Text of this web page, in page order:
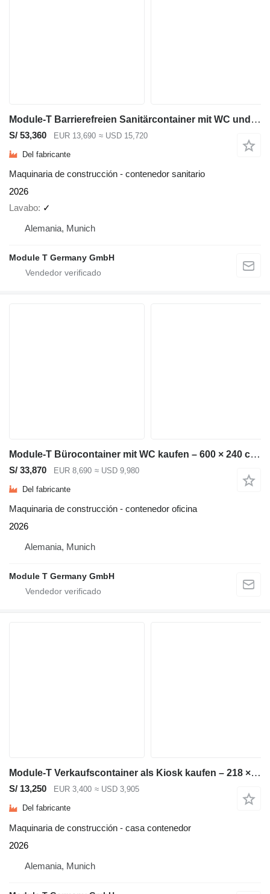
Module-T Barrierefreien Sanitärcontainer mit WC und Dusche kaufen–14,4 m²
S/ 53,360 EUR 13,690 ≈ USD 15,720
Del fabricante
Maquinaria de construcción - contenedor sanitario
2026
Lavabo ✓
Alemania, Munich
Module T Germany GmbH
Module-T Bürocontainer mit WC kaufen – 600 × 240 cm, 14,4 m² | NEU
S/ 33,870 EUR 8,690 ≈ USD 9,980
Del fabricante
Maquinaria de construcción - contenedor oficina
2026
Alemania, Munich
Module T Germany GmbH
Module-T Verkaufscontainer als Kiosk kaufen – 218 × 143 cm | NEU
S/ 13,250 EUR 3,400 ≈ USD 3,905
Del fabricante
Maquinaria de construcción - casa contenedor
2026
Alemania, Munich